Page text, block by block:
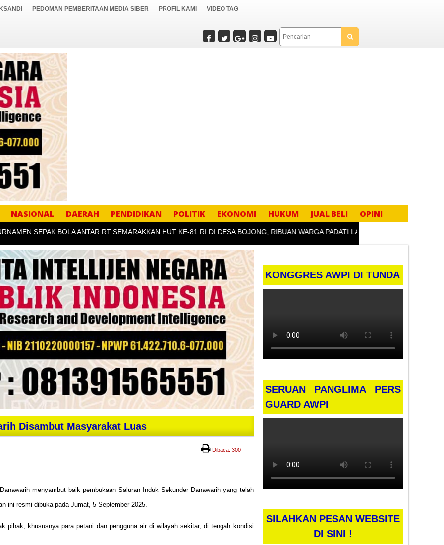
PEDOMAN PEMBERITAAN MEDIA SIBER PROFIL KAMI VIDEO TAG
NASIONAL DAERAH PENDIDIKAN POLITIK EKONOMI HUKUM JUAL BELI OPINI
SEPAK BOLA ANTAR RT SEMARAKKAN HUT KE-81 RI DI DESA BOJONG, RIBUAN WARGA PADATI LAPANGAN
Disambut Masyarakat Luas
Dibaca: 300
menyambut baik pembukaan Saluran Induk Sekunder Danawarih yang telah
ini resmi dibuka pada Jumat, 5 September 2025.
pihak, khususnya para petani dan pengguna air di wilayah sekitar, di tengah kondisi
KONGGRES AWPI DI TUNDA
SERUAN PANGLIMA PERS
GUARD AWPI
SILAHKAN PESAN WEBSITE
DI SINI !